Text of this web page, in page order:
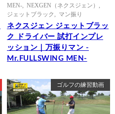
MEN-
NEXGEN（ネクスジェン）
ジェットブラック
マン振り
ネクスジェン ジェットブラッ
ク ドライバー 試打インプレ
ッション｜万振りマン -
Mr.FULLSWING MEN-
ゴルフの練習動画